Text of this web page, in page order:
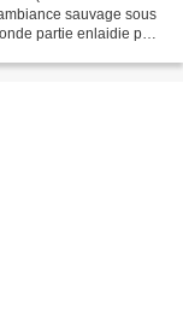
sauvage sous
partie enlaidie par